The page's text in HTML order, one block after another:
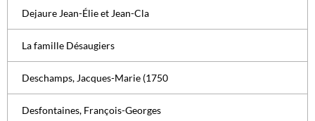
Dejaure Jean-Élie et Jean-Cla
La famille Désaugiers
Deschamps, Jacques-Marie (1750
Desfontaines, François-Georges